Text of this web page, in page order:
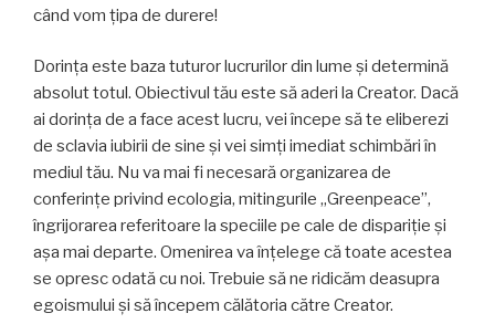
când vom țipa de durere!
Dorința este baza tuturor lucrurilor din lume și determină
absolut totul. Obiectivul tău este să aderi la Creator. Dacă
ai dorința de a face acest lucru, vei începe să te eliberezi
de sclavia iubirii de sine și vei simți imediat schimbări în
mediul tău. Nu va mai fi necesară organizarea de
conferințe privind ecologia, mitingurile „Greenpeace”,
îngrijorarea referitoare la speciile pe cale de dispariție și
așa mai departe. Omenirea va înțelege că toate acestea
se opresc odată cu noi. Trebuie să ne ridicăm deasupra
egoismului și să începem călătoria către Creator.